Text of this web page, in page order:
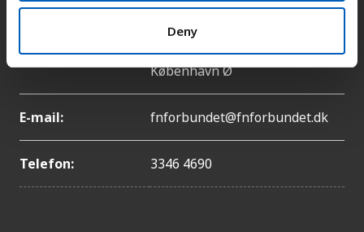
Deny
Adresse:
Lyngbyvej 100, 2100
København Ø
E-mail: fnforbundet@fnforbundet.dk
Telefon: 3346 4690